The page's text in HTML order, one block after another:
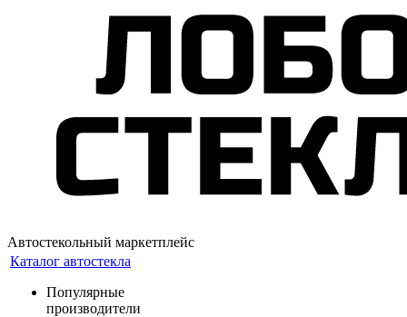
Автостекольный маркетплейс
Каталог автостекла
Популярные
производители